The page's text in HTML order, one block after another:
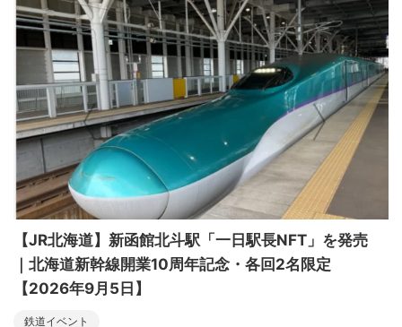
【JR北海道】新函館北斗駅「一日駅長NFT」を発売
｜北海道新幹線開業10周年記念・各回2名限定
【2026年9月5日】
鉄道イベント